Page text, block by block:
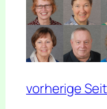
vorherige